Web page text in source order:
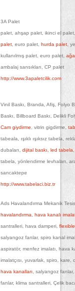
3A Palet
palet, ahşap palet, ikinci el
palet, euro palet, hurda palet,
kullanılmış palet, euro palet,
ambalaj sansıkları, CP palet
http://www.3apaletcilik.com
Vinil Baskı, Branda, Afiş, Folyo
Baskı, Billboard Baskı, Delikli
Cam giydirme , vitrin gigdirme,
tabeala, ışıklı ışıksız tabela,
dubaları, dijital baskı, led tabela
tabela, yönlendirme levhaları,
sancaktepe
http://www.tabelaci.biz.tr
Ads Havalandırma Mekanik
havalandırma hava kanalı
santralleri, hava damperi,
salyangoz fanlar, spiro kanal
aspiratör, menfez imalatı, hava
imalatçısı, yuvarlak, spiro, kare,
hava kanalları , salyangoz
fanlar, klima santralleri, Çelik